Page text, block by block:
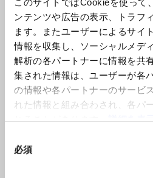
ンテンツや広告の表示、トラフ
ます。またユーザーによるサイ
情報を収集し、ソーシャルメデ
解析の各パートナーに情報を共
集された情報は、ユーザーが各
の情報や各パートナーのサービ
れた情報と組み合わされ、各パ
必須
連覇を目指しています。このレ
レースで、最後の1キロメートル
せん。だからこそ、私たちは全
パ選手権でも同じです。デビュ
勝利を目指します。
フランチェスコ・モンタナリ